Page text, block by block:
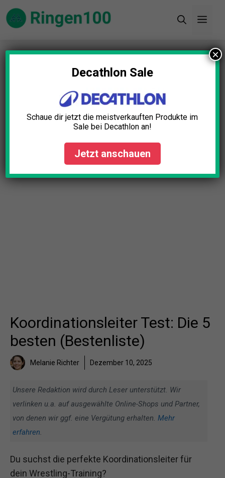
Zum
Inhalt
Startseite»Blog»Koordinationsleiter Test: Die 5
besten (Bestenliste)
Koordinationsleiter Test: Die 5
besten (Bestenliste)
Melanie Richter Dezember 10, 2025
Unsere Redaktion wird durch Leser unterstützt. Wir
verlinken u.a. auf ausgewählte Online-Shops und Partner,
von denen wir ggf. eine Vergütung erhalten. Mehr
erfahren.
Du suchst die perfekte Koordinationsleiter für
dein Wrestling-Training?
Decathlon Sale
Schaue dir jetzt die meistverkauften Produkte im
Sale bei Decathlon an!
Jetzt anschauen
×